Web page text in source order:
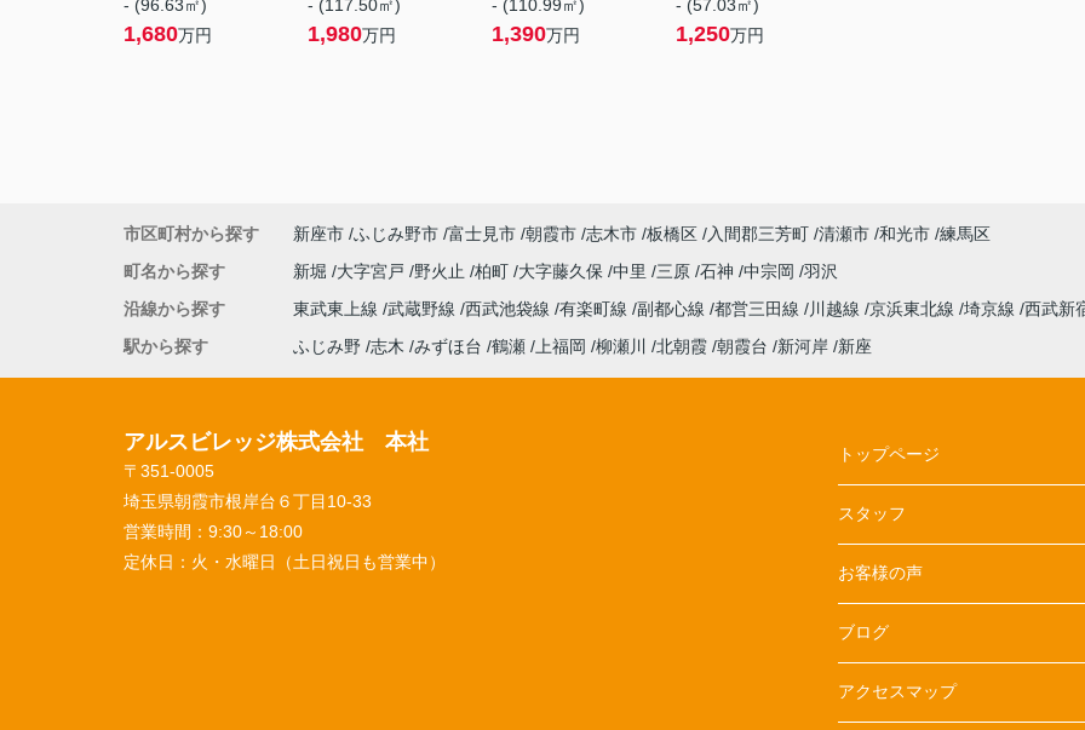
- (96.63㎡)
1,680万円
- (117.50㎡)
1,980万円
- (110.99㎡)
1,390万円
- (57.03㎡)
1,250万円
市区町村から探す 新座市 ふじみ野市 富士見市 朝霞市 志木市 板橋区 入間郡三芳町 清瀬市 和光市 練馬区
町名から探す
新堀 大字宮戸 野火止 柏町 大字藤久保 中里 三原 石神 中宗岡
羽沢
沿線から探す
東武東上線 武蔵野線 西武池袋線 有楽町線 副都心線 都営三田線 川越線 京浜東北線 埼京線 西武新
駅から探す
ふじみ野 志木 みずほ台 鶴瀬 上福岡 柳瀬川 北朝霞 朝霞台 新河岸 新座
アルスビレッジ株式会社 本社
〒351-0005
埼玉県朝霞市根岸台６丁目10-33
営業時間： 9:30～18:00
定休日： 火・水曜日（土日祝日も営業中）
トップページ
スタッフ
お客様の声
ブログ
アクセスマップ